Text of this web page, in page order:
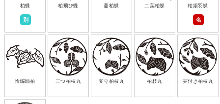
柏蝶
別
柏飛び蝶 蔓柏蝶 二葉柏蝶 柏揚羽蝶
名
陰蝙蝠柏 三つ柏枝丸 変り柏枝丸 柏枝丸 実付き柏枝丸